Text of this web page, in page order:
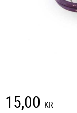
15,00 KR